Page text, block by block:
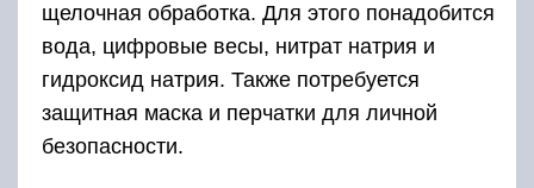
щелочная обработка. Для этого понадобится
вода, цифровые весы, нитрат натрия и
гидроксид натрия. Также потребуется
защитная маска и перчатки для личной
безопасности.